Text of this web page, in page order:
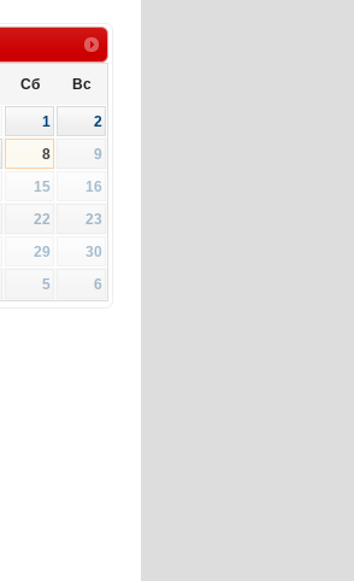
Сб Вс
1
2
8
9
15
16
22
23
29
30
5 6